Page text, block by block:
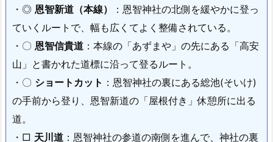
・◎ 恩智新道（本線）
：恩智神社の北側を緩やかに登っ
ていくルートで、幅も広くてよく整備されている。
・〇 恩智信貴道 ：本線の「あずまや」の先にある「高安
山」と書かれた道標に沿って登るルート。
・〇 ショートカット ：恩智神社の裏にある総池(そいけ)
の手前から登り、恩智新道の「屋根付き」休憩所に出る
道。
・□ 天川道 ：恩智神社の参道の南側を進んで、神社の裏